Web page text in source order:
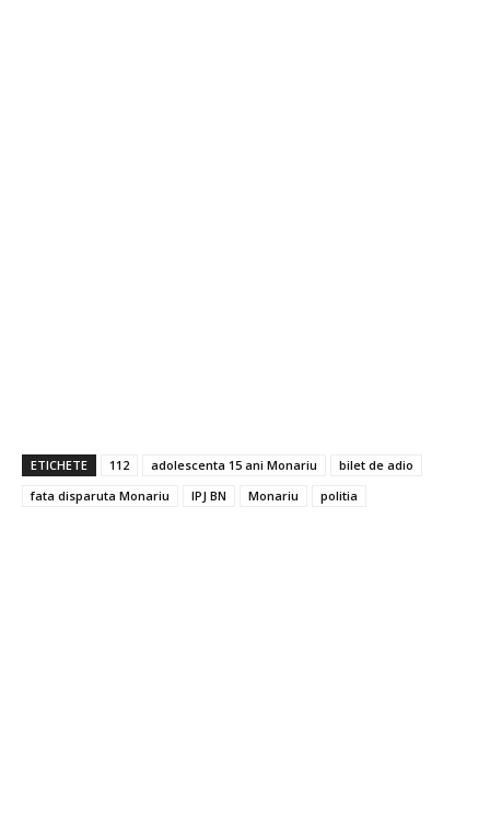
ETICHETE 112 adolescenta 15 ani Monariu
bilet de adio
fata disparuta Monariu
IPJ BN Monariu politia